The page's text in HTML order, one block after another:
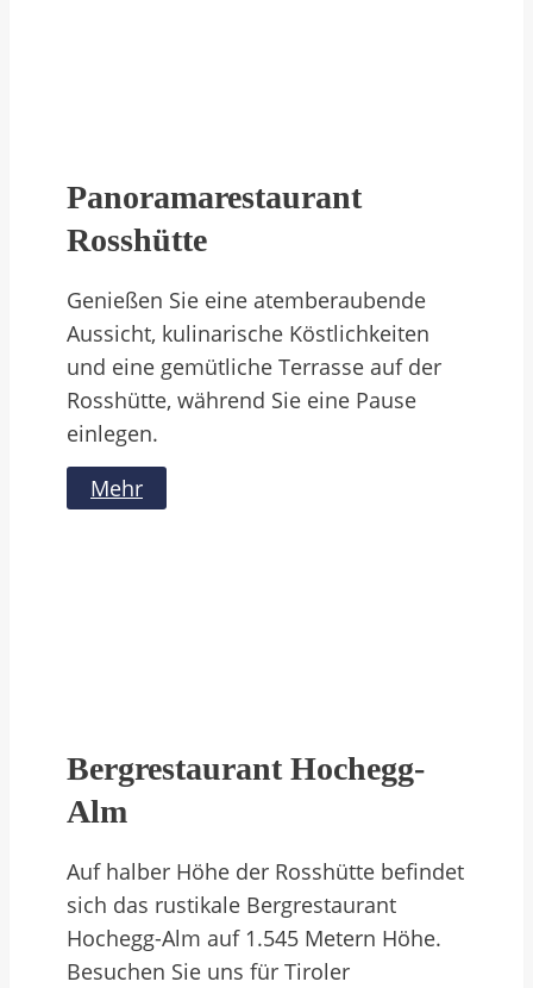
Panoramarestaurant
Rosshütte
Genießen Sie eine atemberaubende
Aussicht, kulinarische Köstlichkeiten
und eine gemütliche Terrasse auf der
Rosshütte, während Sie eine Pause
einlegen.
Mehr
Bergrestaurant Hochegg-
Alm
Auf halber Höhe der Rosshütte befindet
sich das rustikale Bergrestaurant
Hochegg-Alm auf 1.545 Metern Höhe.
Besuchen Sie uns für Tiroler